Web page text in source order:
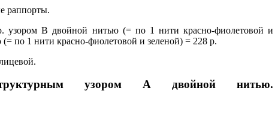
раппорты.
узором В двойной нитью (= по 1 нити красно-фиолетовой и
по 1 нити красно-фиолетовой и зеленой) = 228 р.
узором А двойной нитью.